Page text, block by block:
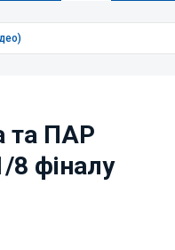
та ПАР
8 фіналу